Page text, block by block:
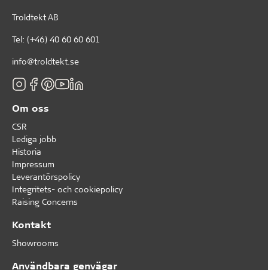
Troldtekt AB
Tel: (+46) 40 60 60 601
info@troldtekt.se
Om oss
CSR
Lediga jobb
Historia
Impressum
Leverantörspolicy
Integritets- och cookiepolicy
Raising Concerns
Kontakt
Showrooms
Användbara genvägar